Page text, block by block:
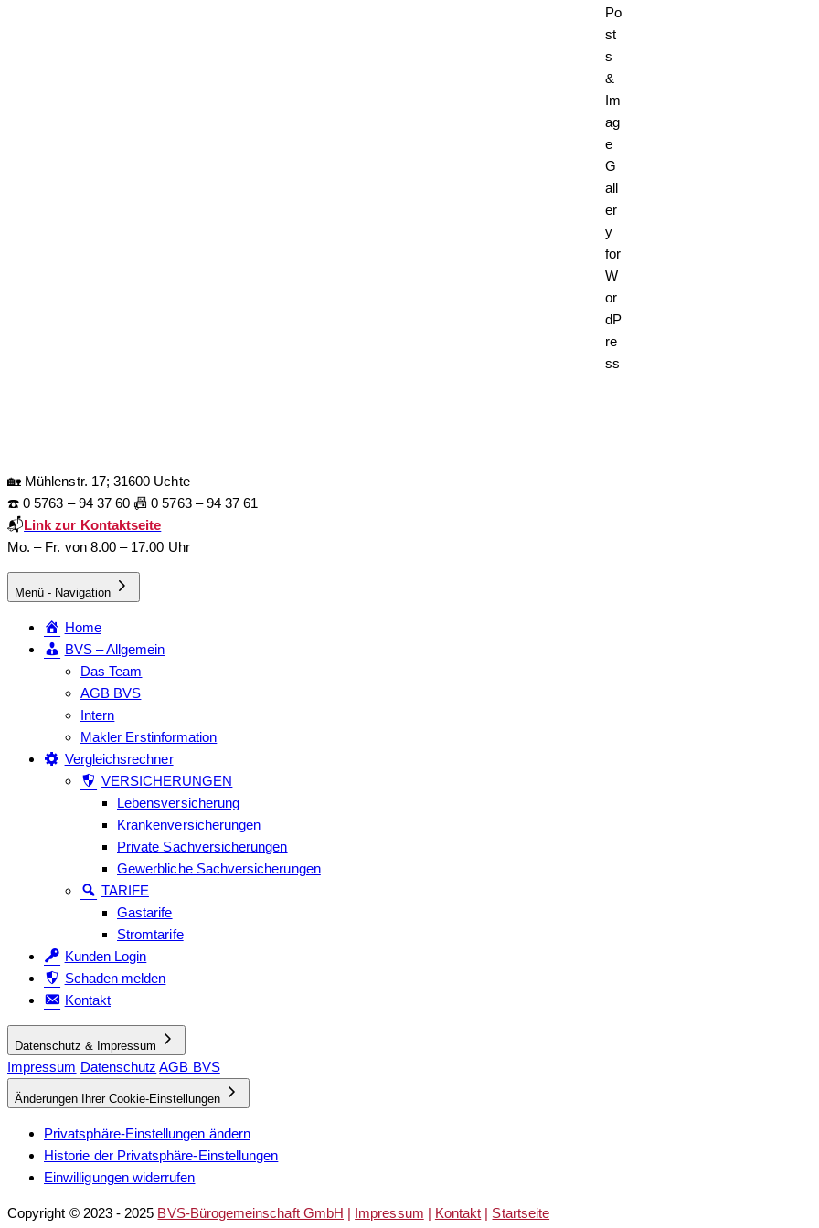
🏡 Mühlenstr. 17; 31600 Uchte
☎️ 0 5763 – 94 37 60 📠 0 5763 – 94 37 61
📬Link zur Kontaktseite
Mo. – Fr. von 8.00 – 17.00 Uhr
Menü - Navigation
Home
BVS – Allgemein
Das Team
AGB BVS
Intern
Makler Erstinformation
Vergleichsrechner
VERSICHERUNGEN
Lebensversicherung
Krankenversicherungen
Private Sachversicherungen
Gewerbliche Sachversicherungen
TARIFE
Gastarife
Stromtarife
Kunden Login
Schaden melden
Kontakt
Datenschutz & Impressum
Impressum Datenschutz AGB BVS
Änderungen Ihrer Cookie-Einstellungen
Privatsphäre-Einstellungen ändern
Historie der Privatsphäre-Einstellungen
Einwilligungen widerrufen
Copyright © 2023 - 2025 BVS-Bürogemeinschaft GmbH | Impressum | Kontakt | Startseite